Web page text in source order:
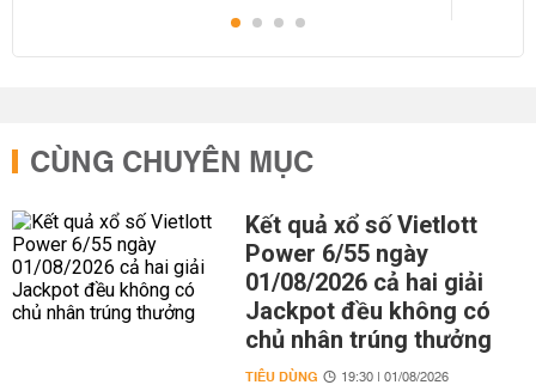
CÙNG CHUYÊN MỤC
Kết quả xổ số Vietlott
Power 6/55 ngày
01/08/2026 cả hai giải
Jackpot đều không có
chủ nhân trúng thưởng
TIÊU DÙNG 19:30 | 01/08/2026